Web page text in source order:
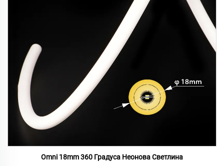
Omni 18mm 360 Градуса Неонова Светлина